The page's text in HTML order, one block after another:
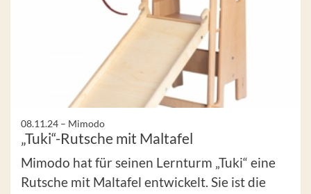
08.11.24 – Mimodo
„Tuki“-Rutsche mit Maltafel
Mimodo hat für seinen Lernturm „Tuki“ eine
Rutsche mit Maltafel entwickelt. Sie ist die